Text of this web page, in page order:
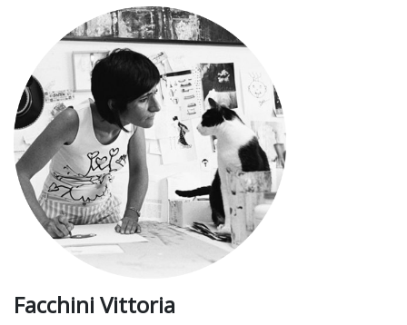
Facchini Vittoria